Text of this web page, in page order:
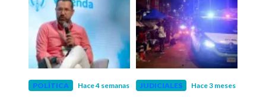
POLÍTICA Hace 4 semanas JUDICIALES Hace 3 meses